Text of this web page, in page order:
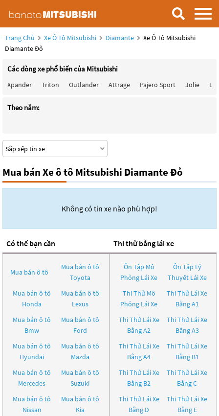
Trang Chủ Xe Ô Tô Mitsubishi Diamante
Xe Ô Tô Mitsubishi
Diamante Đỏ
Các dòng xe phổ biến của Mitsubishi
Xpander Triton Outlander Attrage Pajero Sport Jolie
Theo năm:
Mua bán Xe ô tô Mitsubishi Diamante Đỏ
Không có tin xe nào phù hợp!
Có thể bạn cần
Mua bán ô tô
Mua bán ô tô
Toyota
Mua bán ô tô
Honda
Mua bán ô tô
Lexus
Mua bán ô tô
Bmw
Mua bán ô tô
Ford
Mua bán ô tô
Hyundai
Mua bán ô tô
Mazda
Mua bán ô tô
Mercedes
Mua bán ô tô
Suzuki
Mua bán ô tô
Nissan
Mua bán ô tô
Kia
Thi thử bằng lái xe
Ôn Tập Mô
Phỏng Lái Xe
Ôn Tập Lý
Thuyết Lái Xe
Thi Thử Mô
Phỏng Lái Xe
Thi Thử Lái Xe
Bằng A1
Thi Thử Lái Xe
Bằng A2
Thi Thử Lái Xe
Bằng A3
Thi Thử Lái Xe
Bằng A4
Thi Thử Lái Xe
Bằng B1
Thi Thử Lái Xe
Bằng B2
Thi Thử Lái Xe
Bằng C
Thi Thử Lái Xe
Bằng D
Thi Thử Lái Xe
Bằng E